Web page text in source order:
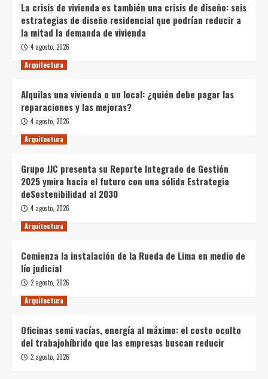
La crisis de vivienda es también una crisis de diseño: seis
estrategias de diseño residencial que podrían reducir a
la mitad la demanda de vivienda
4 agosto, 2026
Arquitectura
Alquilas una vivienda o un local: ¿quién debe pagar las
reparaciones y las mejoras?
4 agosto, 2026
Arquitectura
Grupo JJC presenta su Reporte Integrado de Gestión
2025 ymira hacia el futuro con una sólida Estrategia
deSostenibilidad al 2030
4 agosto, 2026
Arquitectura
Comienza la instalación de la Rueda de Lima en medio de
lío judicial
2 agosto, 2026
Arquitectura
Oficinas semi vacías, energía al máximo: el costo oculto
del trabajohíbrido que las empresas buscan reducir
2 agosto, 2026